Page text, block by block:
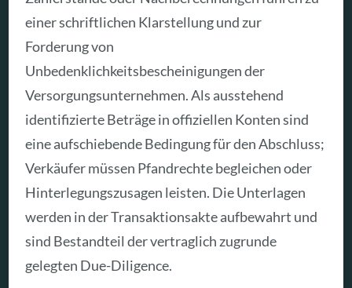
einer schriftlichen Klarstellung und zur
Forderung von
Unbedenklichkeitsbescheinigungen der
Versorgungsunternehmen. Als ausstehend
identifizierte Beträge in offiziellen Konten sind
eine aufschiebende Bedingung für den Abschluss;
Verkäufer müssen Pfandrechte begleichen oder
Hinterlegungszusagen leisten. Die Unterlagen
werden in der Transaktionsakte aufbewahrt und
sind Bestandteil der vertraglich zugrunde
gelegten Due-Diligence.